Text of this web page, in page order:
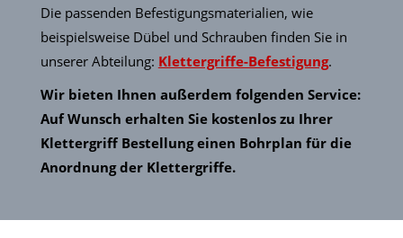
Die passenden Befestigungsmaterialien, wie
beispielsweise Dübel und Schrauben finden Sie in
unserer Abteilung: Klettergriffe-Befestigung.
Wir bieten Ihnen außerdem folgenden Service:
Auf Wunsch erhalten Sie kostenlos zu Ihrer
Klettergriff Bestellung einen Bohrplan für die
Anordnung der Klettergriffe.